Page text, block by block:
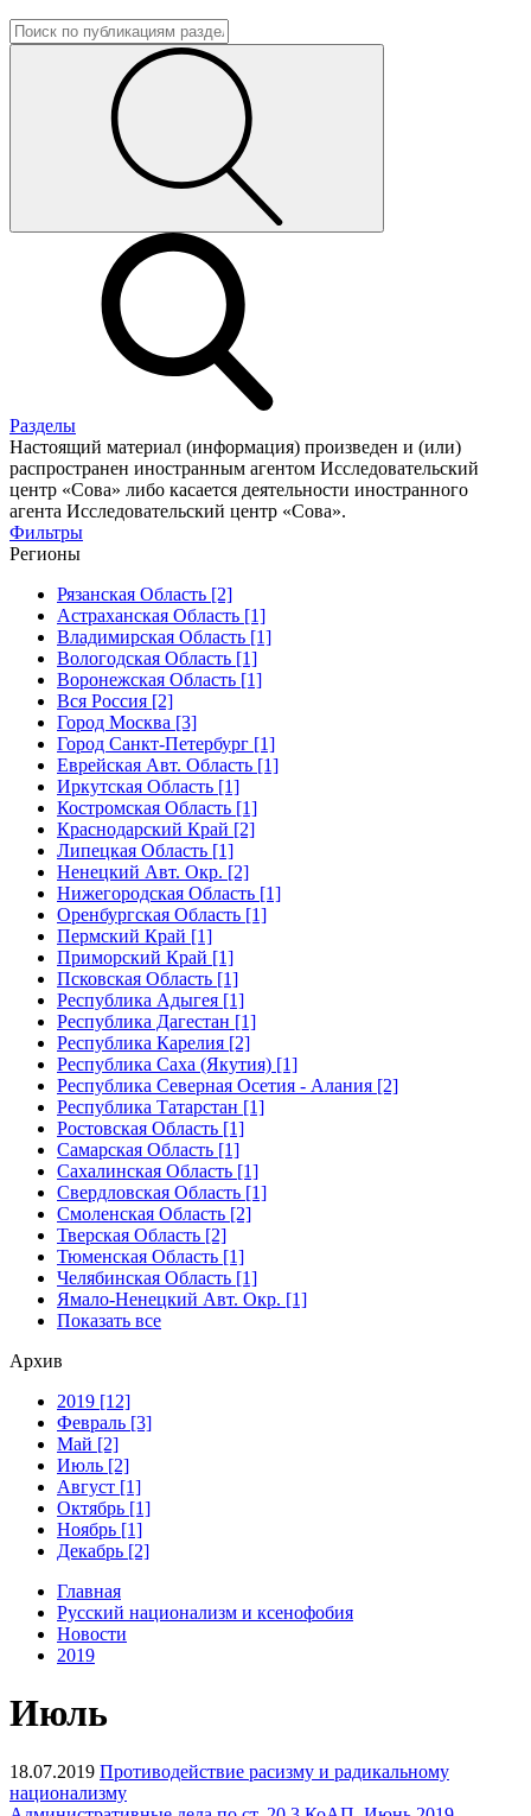
Разделы
Настоящий материал (информация) произведен и (или)
распространен иностранным агентом Исследовательский
центр «Сова» либо касается деятельности иностранного
агента Исследовательский центр «Сова».
Фильтры
Регионы
Рязанская Область [2]
Астраханская Область [1]
Владимирская Область [1]
Вологодская Область [1]
Воронежская Область [1]
Вся Россия [2]
Город Москва [3]
Город Санкт-Петербург [1]
Еврейская Авт. Область [1]
Иркутская Область [1]
Костромская Область [1]
Краснодарский Край [2]
Липецкая Область [1]
Ненецкий Авт. Окр. [2]
Нижегородская Область [1]
Оренбургская Область [1]
Пермский Край [1]
Приморский Край [1]
Псковская Область [1]
Республика Адыгея [1]
Республика Дагестан [1]
Республика Карелия [2]
Республика Саха (Якутия) [1]
Республика Северная Осетия - Алания [2]
Республика Татарстан [1]
Ростовская Область [1]
Самарская Область [1]
Сахалинская Область [1]
Свердловская Область [1]
Смоленская Область [2]
Тверская Область [2]
Тюменская Область [1]
Челябинская Область [1]
Ямало-Ненецкий Авт. Окр. [1]
Показать все
Архив
2019 [12]
Февраль [3]
Май [2]
Июль [2]
Август [1]
Октябрь [1]
Ноябрь [1]
Декабрь [2]
Главная
Русский национализм и ксенофобия
Новости
2019
Июль
18.07.2019 Противодействие расизму и радикальному
национализму